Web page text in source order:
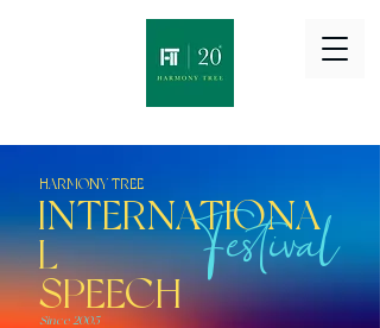
Festival
HARMONY TREE
INTERNATIONA
L
​SPEECH
Since 2005